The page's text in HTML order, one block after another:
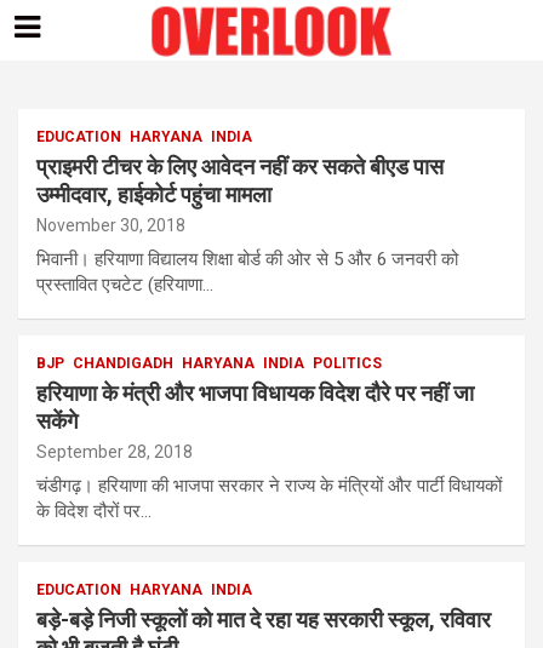
EDUCATION HARYANA INDIA
प्राइमरी टीचर के लिए आवेदन नहीं कर सकते बीएड पास
उम्मीदवार, हाईकोर्ट पहुंचा मामला
November 30, 2018
भिवानी। हरियाणा विद्यालय शिक्षा बोर्ड की ओर से 5 और 6 जनवरी को
प्रस्तावित एचटेट (हरियाणा…
BJP CHANDIGADH HARYANA INDIA POLITICS
हरियाणा के मंत्री और भाजपा विधायक विदेश दौरे पर नहीं जा
सकेंगे
September 28, 2018
चंडीगढ़। हरियाणा की भाजपा सरकार ने राज्य के मंत्रियों और पार्टी विधायकों
के विदेश दौरों पर…
EDUCATION HARYANA INDIA
बड़े-बड़े निजी स्कूलों को मात दे रहा यह सरकारी स्कूल, रविवार